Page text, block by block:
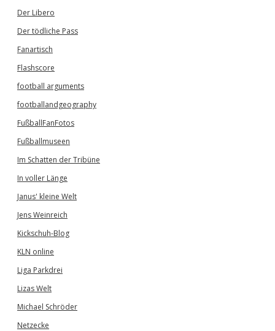
Der Libero
Der tödliche Pass
Fanartisch
Flashscore
football arguments
footballandgeography
FußballFanFotos
Fußballmuseen
Im Schatten der Tribüne
In voller Länge
Janus' kleine Welt
Jens Weinreich
Kickschuh-Blog
KLN online
Liga Parkdrei
Lizas Welt
Michael Schröder
Netzecke